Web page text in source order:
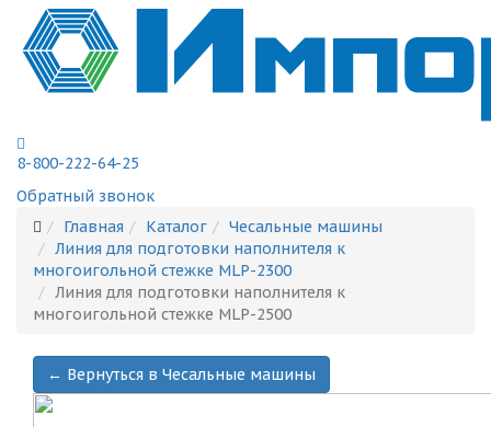
8-800-222-64-25
Обратный звонок
Главная
Каталог
Чесальные машины
Линия для подготовки наполнителя к
многоигольной стежке MLP-2300
Линия для подготовки наполнителя к
многоигольной стежке MLP-2500
← Вернуться в Чесальные машины